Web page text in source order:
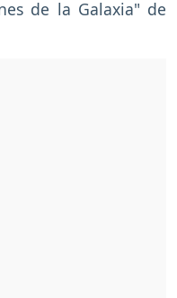
de la Galaxia" de